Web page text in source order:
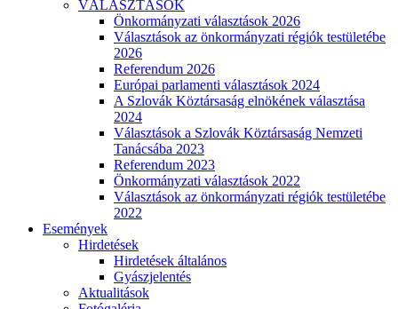
VÁLASZTÁSOK
Önkormányzati választások 2026
Választások az önkormányzati régiók testületébe
2026
Referendum 2026
Európai parlamenti választások 2024
A Szlovák Köztársaság elnökének választása
2024
Választások a Szlovák Köztársaság Nemzeti
Tanácsába 2023
Referendum 2023
Önkormányzati választások 2022
Választások az önkormányzati régiók testületébe
2022
Események
Hirdetések
Hirdetések általános
Gyászjelentés
Aktualitások